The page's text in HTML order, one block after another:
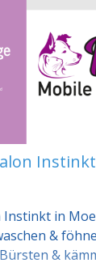
Instinkt in
&
&